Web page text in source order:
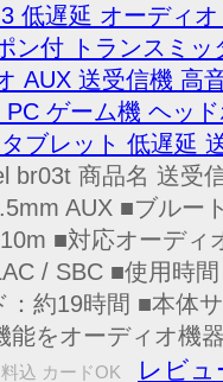
低遅延 オーディ
ン付 トランスミ
AUX 送受信機 高
ゲーム機 ヘッ
ブレット 低遅延
br03t 商品名 送受
AUX ■ブルー
■対応オーディ
/ SBC ■使用時
約19時間 ■本体
能をオーディオ機
込 カードOK
レビュ